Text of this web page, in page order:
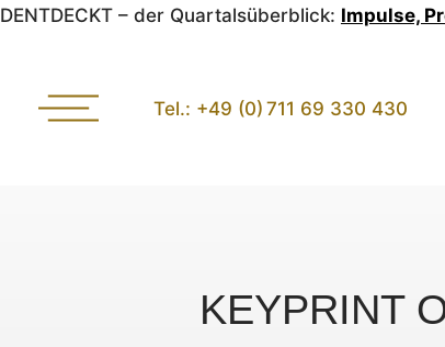
DENTDECKT – der Quartalsüberblick: Impulse,
Tel.: +49 (0) 711 69 330 430
KEYPRINT